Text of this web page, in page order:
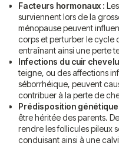
Facteurs hormonaux :
surviennent lors de la
ménopause peuvent
corps et perturber le cycle
entraînant ainsi une perte
Infections du cuir chevelu
teigne, ou des affections
séborrhéique, peuvent
contribuer à la perte de
Prédisposition génétique
être héritée des parents.
rendre les follicules pileux
conduisant ainsi à une